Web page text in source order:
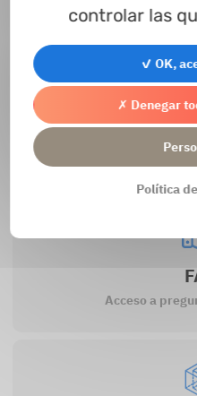
Ir al
Acceso a
controlar las
✓ OK,
✗ Denegar
Política